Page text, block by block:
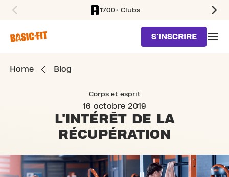
1700+ Clubs
S'INSCRIRE
Home Blog
Corps et esprit
16 octobre 2019
L'INTÉRÊT DE LA
RÉCUPÉRATION